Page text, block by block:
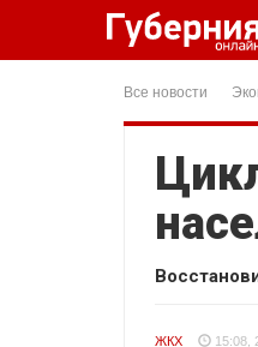
Все новости
ЖКХ 15:08,